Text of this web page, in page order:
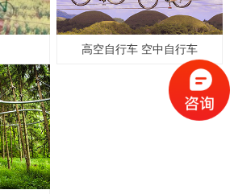
高空自行车 空中自行车